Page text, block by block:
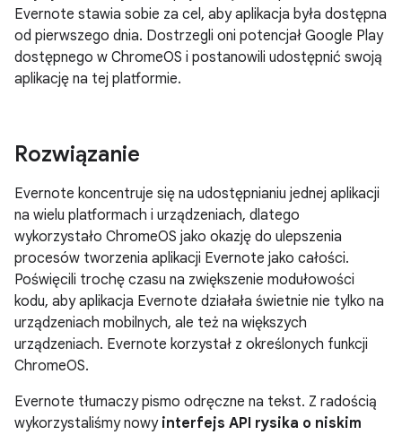
Evernote stawia sobie za cel, aby aplikacja była dostępna
od pierwszego dnia. Dostrzegli oni potencjał Google Play
dostępnego w ChromeOS i postanowili udostępnić swoją
aplikację na tej platformie.
Rozwiązanie
Evernote koncentruje się na udostępnianiu jednej aplikacji
na wielu platformach i urządzeniach, dlatego
wykorzystało ChromeOS jako okazję do ulepszenia
procesów tworzenia aplikacji Evernote jako całości.
Poświęcili trochę czasu na zwiększenie modułowości
kodu, aby aplikacja Evernote działała świetnie nie tylko na
urządzeniach mobilnych, ale też na większych
urządzeniach. Evernote korzystał z określonych funkcji
ChromeOS.
Evernote tłumaczy pismo odręczne na tekst. Z radością
wykorzystaliśmy nowy interfejs API rysika o niskim